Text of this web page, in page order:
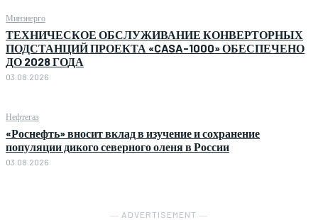
Минэнерго
ТЕХНИЧЕСКОЕ ОБСЛУЖИВАНИЕ КОНВЕРТОРНЫХ
ПОДСТАНЦИЙ ПРОЕКТА «CASA-1000» ОБЕСПЕЧЕНО
ДО 2028 ГОДА
03.08.2026
Нефтегаз
«Роснефть» вносит вклад в изучение и сохранение
популяции дикого северного оленя в России
03.08.2026
― ADVERTISEMENT ―